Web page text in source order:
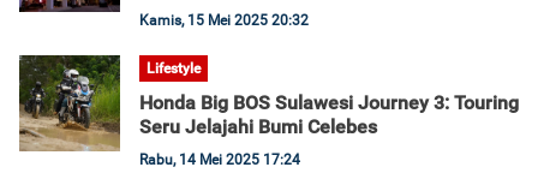
Kamis, 15 Mei 2025 20:32
Lifestyle
Honda Big BOS Sulawesi Journey 3: Touring
Seru Jelajahi Bumi Celebes
Rabu, 14 Mei 2025 17:24